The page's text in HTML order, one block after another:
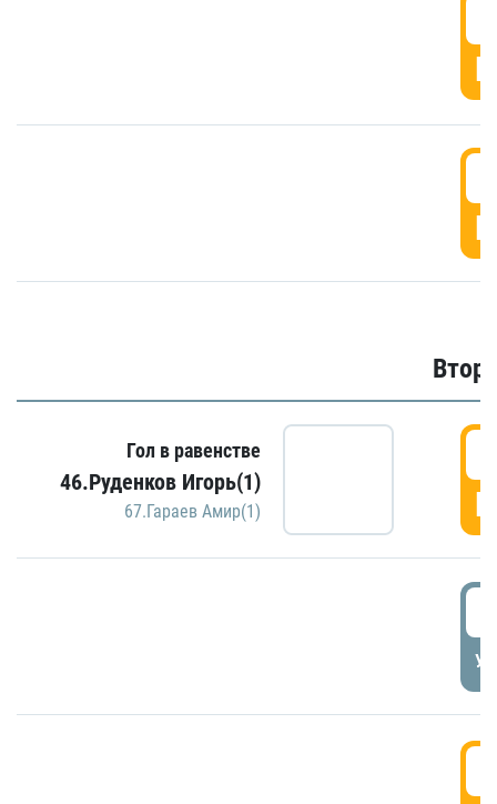
Гол в равенстве
46.Руденков Игорь(1)
67.Гараев Амир(1)